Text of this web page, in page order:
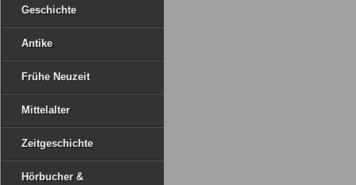
Geschichte
Antike
Frühe Neuzeit
Mittelalter
Zeitgeschichte
Hörbucher &